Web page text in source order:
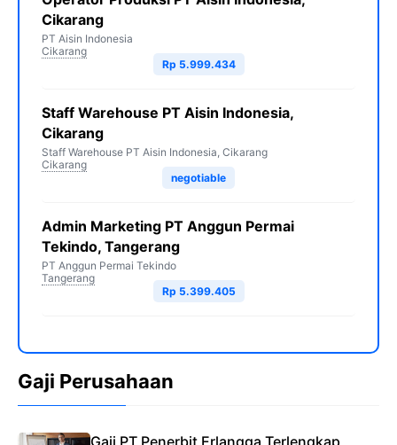
Cikarang
PT Aisin Indonesia
Cikarang
Rp 5.999.434
Staff Warehouse PT Aisin Indonesia,
Cikarang
Staff Warehouse PT Aisin Indonesia, Cikarang
Cikarang
negotiable
Admin Marketing PT Anggun Permai
Tekindo, Tangerang
PT Anggun Permai Tekindo
Tangerang
Rp 5.399.405
Gaji Perusahaan
Gaji PT Penerbit Erlangga Terlengkap